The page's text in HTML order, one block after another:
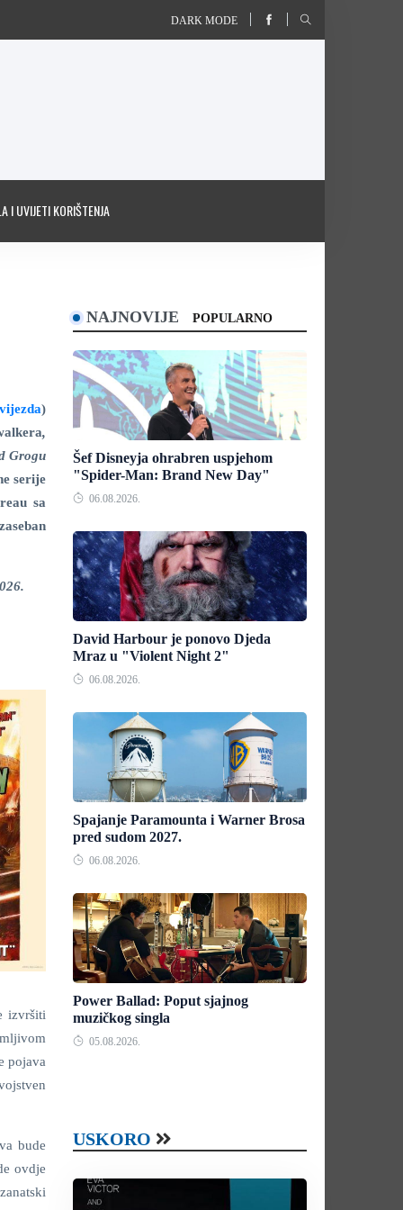
DARK MODE
I UVIJETI KORIŠTENJA
)
,
Grogu
serije
sa
izvršiti
pojava
bude
ovdje
NAJNOVIJE POPULARNO
Šef Disneyja ohrabren uspjehom
"Spider-Man: Brand New Day"
06.08.2026.
David Harbour je ponovo Djeda
Mraz u "Violent Night 2"
06.08.2026.
Spajanje Paramounta i Warner Brosa
pred sudom 2027.
06.08.2026.
Power Ballad: Poput sjajnog
muzičkog singla
05.08.2026.
USKORO